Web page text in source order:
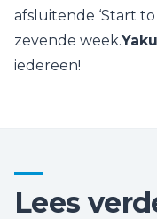
afsluitende ‘Start
zevende week.
iedereen!
Lees